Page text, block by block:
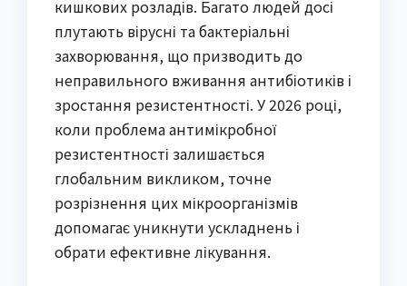
кишкових розладів. Багато людей досі
плутають вірусні та бактеріальні
захворювання, що призводить до
неправильного вживання антибіотиків і
зростання резистентності. У 2026 році,
коли проблема антимікробної
резистентності залишається
глобальним викликом, точне
розрізнення цих мікроорганізмів
допомагає уникнути ускладнень і
обрати ефективне лікування.